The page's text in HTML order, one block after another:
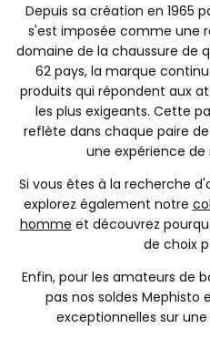
Depuis sa création en 1965
s'est imposée comme une
domaine de la chaussure de
62 pays, la marque
produits qui répondent aux
les plus exigeants. Cette
reflète dans chaque paire
une expérience
Si vous êtes à la recherche
explorez également notre
homme et découvrez
de choix
Enfin, pour les amateurs de
pas nos soldes
exceptionnelles sur